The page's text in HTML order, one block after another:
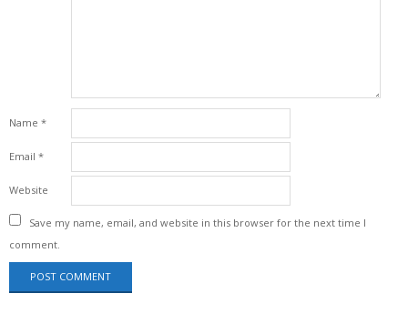
Name *
Email *
Website
Save my name, email, and website in this browser for the next time I
comment.